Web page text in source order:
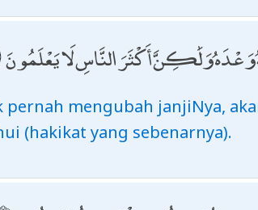
وَعْدَهُ وَلَٰكِنَّ أَكْثَرَ النَّاسِ لَا يَعْلَمُونَ
mengubah janjiNya,
(hakikat yang sebenarnya).